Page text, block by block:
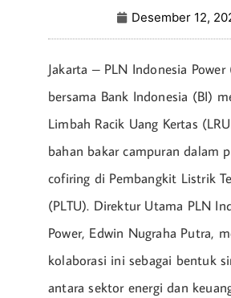
Desember 12,
Jakarta – PLN Indonesia Power
bersama Bank Indonesia (BI)
Limbah Racik Uang Kertas
bahan bakar campuran dalam
cofiring di Pembangkit Listrik
(PLTU). Direktur Utama PLN
Power, Edwin Nugraha Putra,
kolaborasi ini sebagai bentuk
antara sektor energi dan